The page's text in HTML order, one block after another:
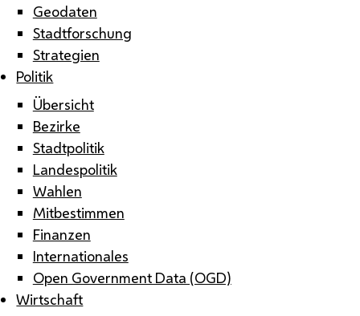
Geodaten
Stadtforschung
Strategien
Politik
Übersicht
Bezirke
Stadtpolitik
Landespolitik
Wahlen
Mitbestimmen
Finanzen
Internationales
Open Government Data (OGD)
Wirtschaft